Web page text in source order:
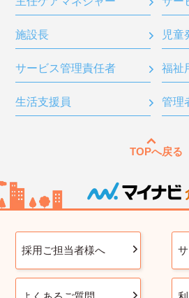
施設長 児童
サービス管理責任者 福祉
生活支援員 管理
TOPへ戻る
採用ご担当者様へ